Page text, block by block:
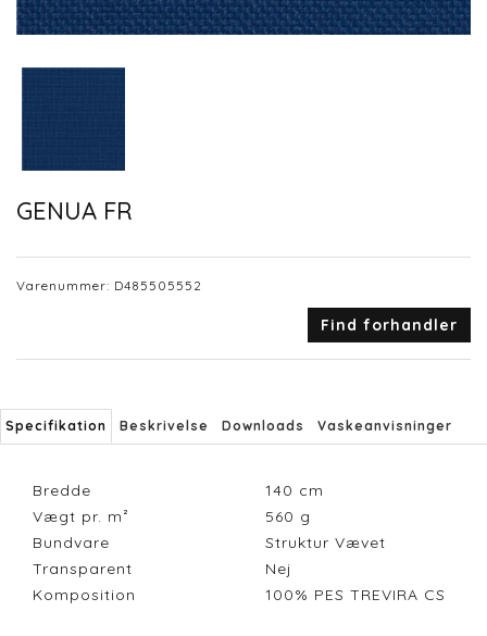
GENUA FR
Varenummer: D485505552
Find forhandler
Specifikation Beskrivelse Downloads Vaskeanvisninger
Bredde 140 cm
Vægt pr. m²
560 g
Bundvare
Struktur Vævet
Transparent
Nej
Komposition
100% PES TREVIRA CS